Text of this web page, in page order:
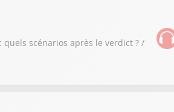
scénarios après le verdict ? /